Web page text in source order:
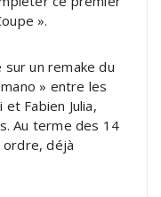
».
sur un remake du
» entre les
Fabien Julia,
Au terme des 14
déjà